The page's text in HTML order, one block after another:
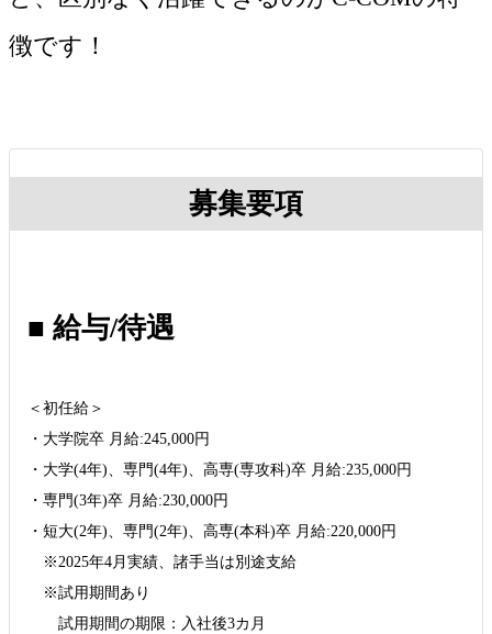
徴です！
募集要項
■ 給与/待遇
＜初任給＞
・大学院卒 月給:245,000円
・大学(4年)、専門(4年)、高専(専攻科)卒 月給:235,000円
・専門(3年)卒 月給:230,000円
・短大(2年)、専門(2年)、高専(本科)卒 月給:220,000円
※2025年4月実績、諸手当は別途支給
※試用期間あり
試用期間の期限：入社後3カ月